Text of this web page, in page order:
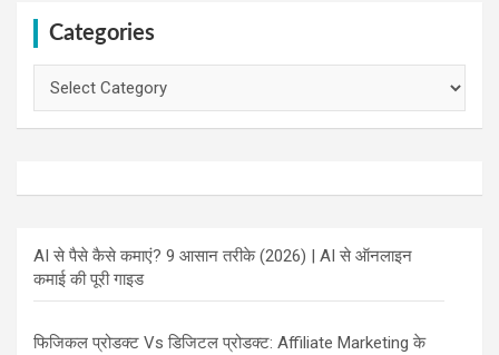
Categories
AI से पैसे कैसे कमाएं? 9 आसान तरीके (2026) | AI से ऑनलाइन
कमाई की पूरी गाइड
फिजिकल प्रोडक्ट Vs डिजिटल प्रोडक्ट: Affiliate Marketing के